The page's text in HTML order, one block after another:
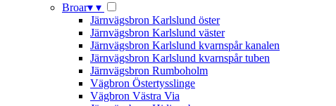
Broar▾ ▾
Järnvägsbron Karlslund öster
Järnvägsbron Karlslund väster
Järnvägsbron Karlslund kvarnspår kanalen
Järnvägsbron Karlslund kvarnspår tuben
Järnvägsbron Rumboholm
Vägbron Östertysslinge
Vägbron Västra Via